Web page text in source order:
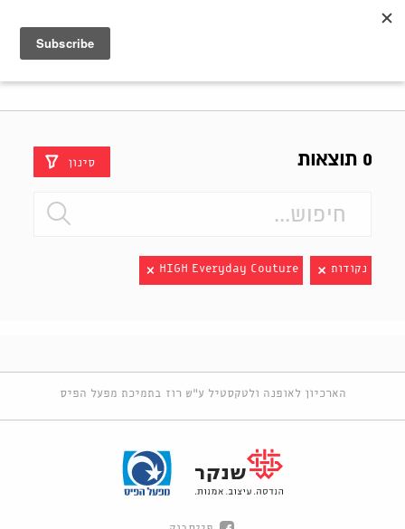
0 תוצאות סינון
נקודות HIGH Everyday Couture
הארכיון לאופנה ולטקסטיל ע"ש רוז בתמיכת מפעל הפיס